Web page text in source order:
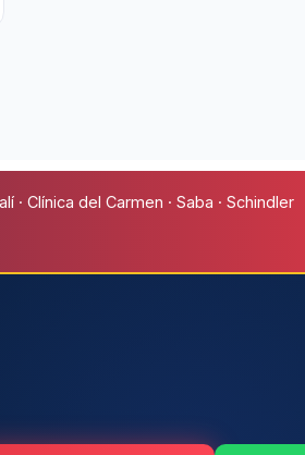
· Clínica del Carmen · Saba · Schindler